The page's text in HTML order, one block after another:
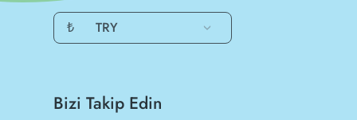
₺ TRY
Bizi Takip Edin